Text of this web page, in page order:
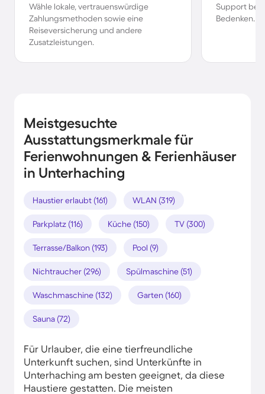
Wähle lokale, vertrauenswürdige
Zahlungsmethoden sowie eine
Reiseversicherung und andere
Zusatzleistungen.
Support bei
Bedenken.
Meistgesuchte
Ausstattungsmerkmale für
Ferienwohnungen & Ferienhäuser
in Unterhaching
Haustier erlaubt (161) WLAN (319)
Parkplatz (116) Küche (150) TV (300)
Terrasse/Balkon (193) Pool (9)
Nichtraucher (296) Spülmaschine (51)
Waschmaschine (132) Garten (160)
Sauna (72)
Für Urlauber, die eine tierfreundliche
Unterkunft suchen, sind Unterkünfte in
Unterhaching am besten geeignet, da diese
Haustiere gestatten. Die meisten